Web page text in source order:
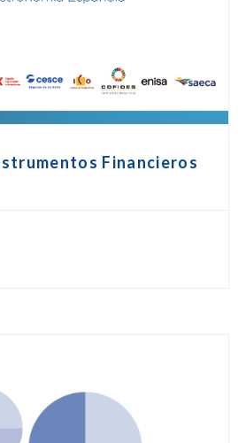
Financieros